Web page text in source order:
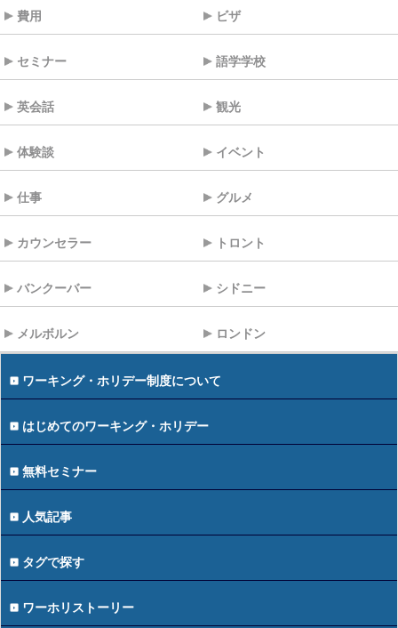
費用 ビザ
セミナー 語学学校
英会話 観光
体験談 イベント
仕事 グルメ
カウンセラー トロント
バンクーバー シドニー
メルボルン ロンドン
ワーキング・ホリデー制度について
はじめてのワーキング・ホリデー
無料セミナー
人気記事
タグで探す
ワーホリストーリー